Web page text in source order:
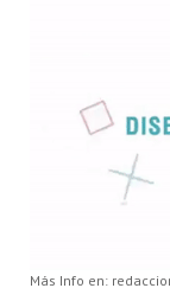
Más Info en: